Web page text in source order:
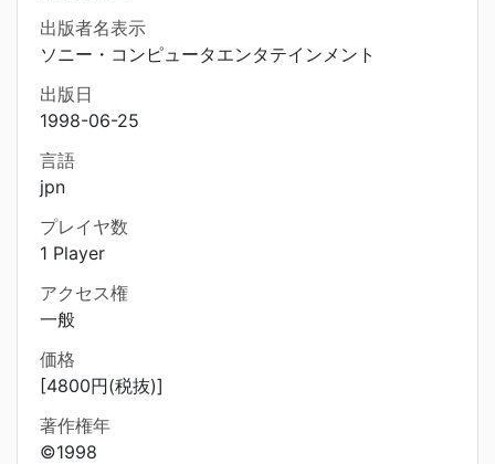
出版者名表示
ソニー・コンピュータエンタテインメント
出版日
1998-06-25
言語
jpn
プレイヤ数
1 Player
アクセス権
一般
価格
[4800円(税抜)]
著作権年
©1998